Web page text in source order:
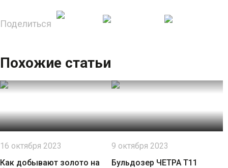
Поделиться
Похожие статьи
16 октября 2023
Как добывают золото на
9 октября 2023
Бульдозер ЧЕТРА Т11